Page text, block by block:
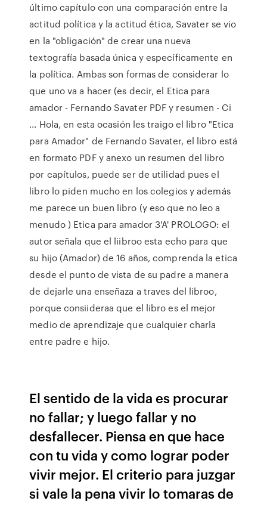
último capítulo con una comparación entre la
actitud política y la actitud ética, Savater se vio
en la "obligación" de crear una nueva
textografía basada única y específicamente en
la política. Ambas son formas de considerar lo
que uno va a hacer (es decir, el Etica para
amador - Fernando Savater PDF y resumen - Ci
... Hola, en esta ocasión les traigo el libro "Etica
para Amador" de Fernando Savater, el libro está
en formato PDF y anexo un resumen del libro
por capítulos, puede ser de utilidad pues el
libro lo piden mucho en los colegios y además
me parece un buen libro (y eso que no leo a
menudo ) Etica para amador 3'A' PROLOGO: el
autor señala que el liibroo esta echo para que
su hijo (Amador) de 16 años, comprenda la etica
desde el punto de vista de su padre a manera
de dejarle una enseñaza a traves del libroo,
porque consiideraa que el libro es el mejor
medio de aprendizaje que cualquier charla
entre padre e hijo.
El sentido de la vida es procurar
no fallar; y luego fallar y no
desfallecer. Piensa en que hace
con tu vida y como lograr poder
vivir mejor. El criterio para juzgar
si vale la pena vivir lo tomaras de